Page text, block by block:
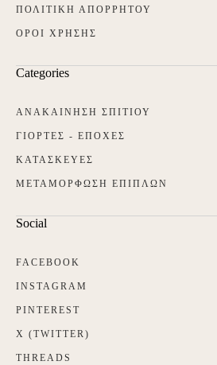
ΠΟΛΙΤΙΚΗ ΑΠΟΡΡΗΤΟΥ
ΟΡΟΙ ΧΡΗΣΗΣ
Categories
ΑΝΑΚΑΙΝΗΣΗ ΣΠΙΤΙΟΥ
ΓΙΟΡΤΕΣ - ΕΠΟΧΕΣ
ΚΑΤΑΣΚΕΥΕΣ
ΜΕΤΑΜΟΡΦΩΣΗ ΕΠΙΠΛΩΝ
Social
FACEBOOK
INSTAGRAM
PINTEREST
X (TWITTER)
THREADS